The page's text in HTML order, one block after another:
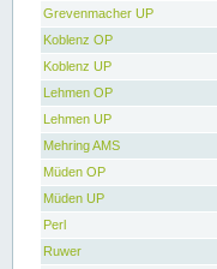
Grevenmacher UP
Koblenz OP
Koblenz UP
Lehmen OP
Lehmen UP
Mehring AMS
Müden OP
Müden UP
Perl
Ruwer